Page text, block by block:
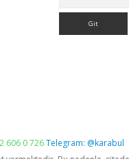
606 0 726Telegram: @karabul